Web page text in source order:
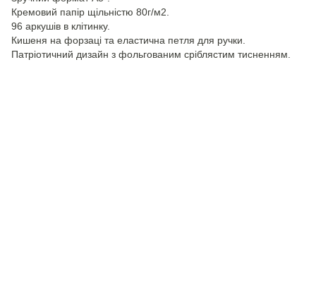
Кремовий папір щільністю 80г/м2.
96 аркушів в клітинку.
Кишеня на форзаці та еластична петля для ручки.
Патріотичний дизайн з фольгованим сріблястим тисненням.